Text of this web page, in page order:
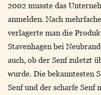
2002 musste das
anmelden. Nach
verlagerte man die
Stavenhagen bei
auch, ob der Senf zuletzt
wurde. Die bekanntesten
Senf und der scharfe Senf